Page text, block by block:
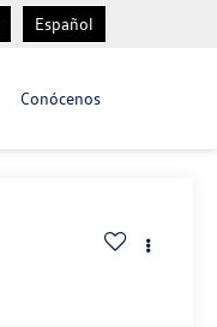
Español
Conócenos